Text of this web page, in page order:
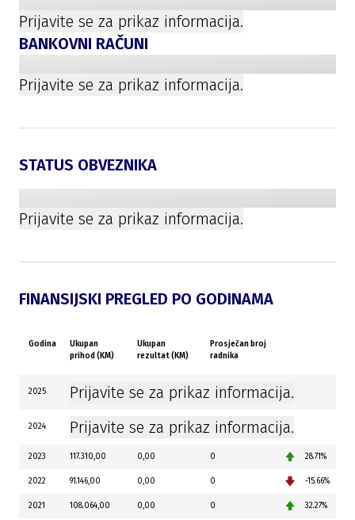
Prijavite se za prikaz informacija.
BANKOVNI RAČUNI
Prijavite se za prikaz informacija.
STATUS OBVEZNIKA
Prijavite se za prikaz informacija.
FINANSIJSKI PREGLED PO GODINAMA
Godina
Ukupan
prihod (KM)
Ukupan
rezultat (KM)
Prosječan broj
radnika
2025 Prijavite se za prikaz informacija.
2024 Prijavite se za prikaz informacija.
2023 117.310,00 0,00 0 28.71%
2022 91.146,00 0,00 0 -15.66%
2021 108.064,00 0,00 0 32.27%